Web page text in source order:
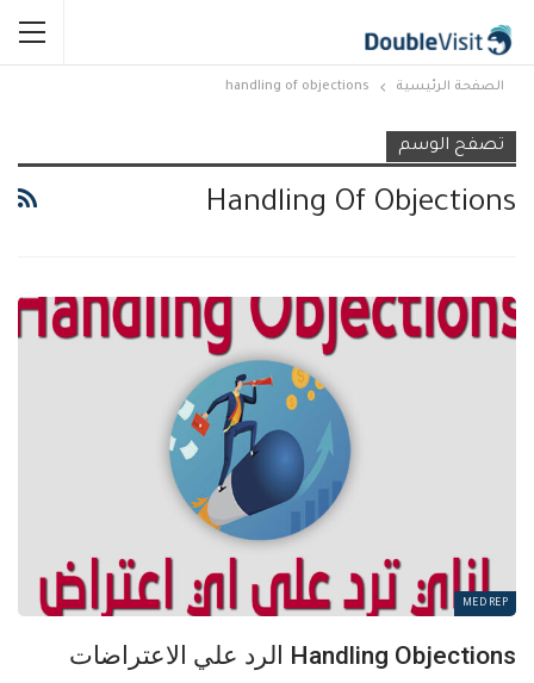
الصفحة الرئيسية handling of objections
تصفح الوسم
Handling Of Objections
MED REP
Handling Objections الرد علي الاعتراضات